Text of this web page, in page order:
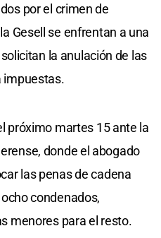
por el crimen de
Gesell se enfrentan a una
la anulación de las
impuestas.
próximo martes 15 ante la
donde el abogado
las penas de cadena
condenados,
menores para el resto.